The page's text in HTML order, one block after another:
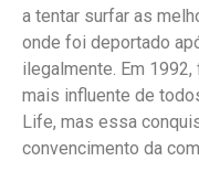
a tentar surfar as
onde foi deportado
ilegalmente. Em
mais influente de
Life, mas essa
convencimento da